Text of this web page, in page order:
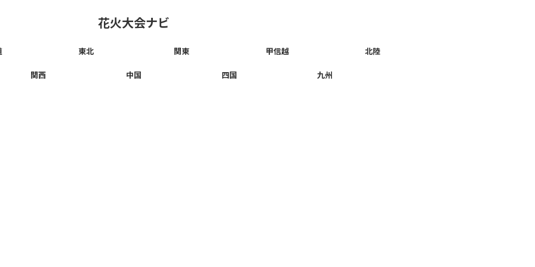
花火大会ナビ
東北 関東 甲信越 北陸
関西 中国 四国 九州